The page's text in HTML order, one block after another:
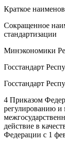
Краткое
Сокращенное
стандартизации
Минэкономики
Госстандарт
Госстандарт
4 Приказом
регулированию и
действие в
Федерации с 1